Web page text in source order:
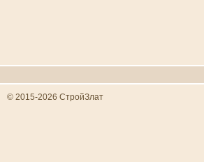
© 2015-2026 СтройЗлат